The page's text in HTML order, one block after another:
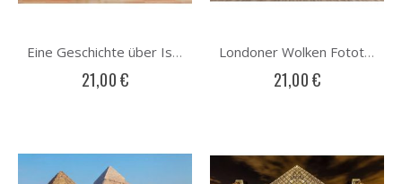
Eine Geschichte über Istanbul Fototapete
21,00 €
Londoner Wolken Fototapete
21,00 €